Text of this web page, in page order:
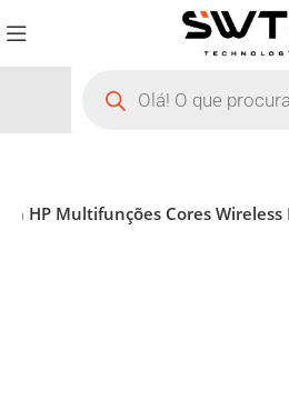
HP Multifunções Cores